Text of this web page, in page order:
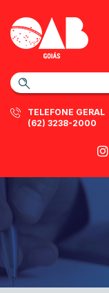
TELEFONE GERAL
(62) 3238-2000